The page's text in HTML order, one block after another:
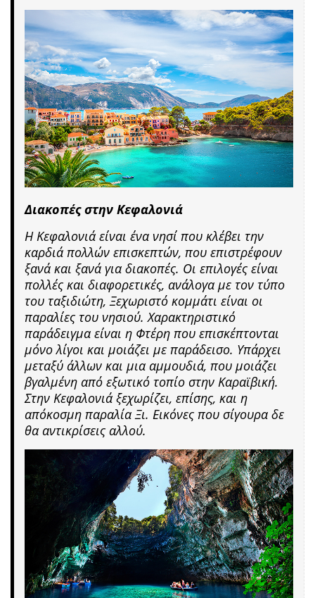
Διακοπές στην Κεφαλονιά
Η Κεφαλονιά είναι ένα νησί που κλέβει την
καρδιά πολλών επισκεπτών, που επιστρέφουν
ξανά και ξανά για διακοπές. Οι επιλογές είναι
πολλές και διαφορετικές, ανάλογα με τον τύπο
του ταξιδιώτη, Ξεχωριστό κομμάτι είναι οι
παραλίες του νησιού. Χαρακτηριστικό
παράδειγμα είναι η Φτέρη που επισκέπτονται
μόνο λίγοι και μοιάζει με παράδεισο. Υπάρχει
μεταξύ άλλων και μια αμμουδιά, που μοιάζει
βγαλμένη από εξωτικό τοπίο στην Καραϊβική.
Στην Κεφαλονιά ξεχωρίζει, επίσης, και η
απόκοσμη παραλία Ξι. Εικόνες που σίγουρα δε
θα αντικρίσεις αλλού.